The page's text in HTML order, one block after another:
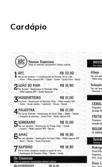
Cardápio